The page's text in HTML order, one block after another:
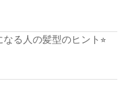
る人の髪型のヒント⭐︎